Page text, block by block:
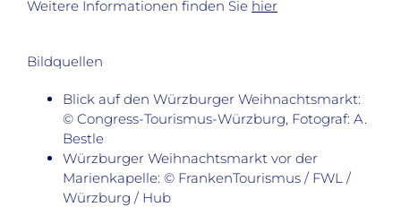
Weitere Informationen finden Sie hier
Bildquellen
Blick auf den Würzburger Weihnachtsmarkt:
© Congress-Tourismus-Würzburg, Fotograf: A.
Bestle
Würzburger Weihnachtsmarkt vor der
Marienkapelle: © FrankenTourismus / FWL /
Würzburg / Hub